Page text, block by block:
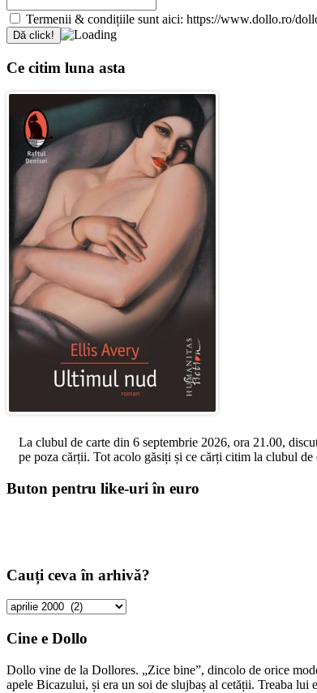
Termenii & condițiile sunt aici: https://www.dollo.ro/
Ce citim luna asta
La clubul de carte din 6 septembrie 2026, ora 21.00,
pe poza cărții. Tot acolo găsiți și ce cărți citim la clubul
Buton pentru like-uri în euro
Cauți ceva în arhivă?
Cauți
în
Cine e Dollo
Dollo vine de la Dollores. „Zice bine”, dincolo de orice
apele Bicazului, și era un soi de slujbaș al cetății. Treaba